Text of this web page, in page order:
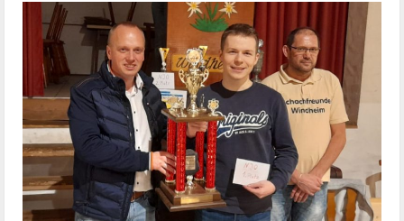
Ü65/Nestorencup
im
Spessart
2024
–
dieses
Jahr
November
künftig
Ende
September